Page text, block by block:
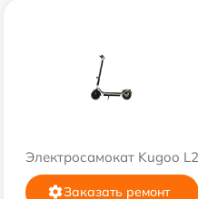
Электросамокат Kugoo L2
Заказать ремонт